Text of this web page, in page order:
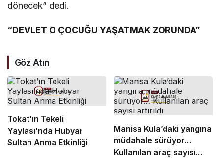
dönecek” dedi.
“DEVLET O ÇOCUĞU YAŞATMAK ZORUNDA”
Göz Atın
Tokat’ın Tekeli
Yaylası’nda Hubyar
Sultan Anma Etkinliği
Manisa Kula’daki yangına
müdahale sürüyor…
Kullanılan araç sayısı